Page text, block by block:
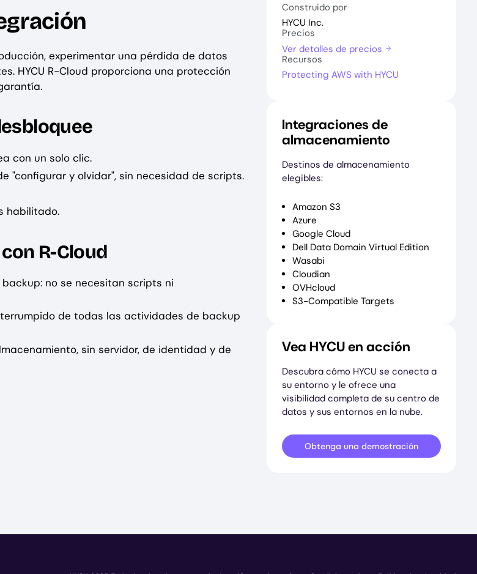
experimentar una pérdida de datos
HYCU R-Cloud proporciona una protección
con un solo clic.
"configurar y olvidar", sin necesidad de scripts.
habilitado.
R-Cloud
no se necesitan scripts ni
de todas las actividades de backup
sin servidor, de identidad y de
Construido por
HYCU Inc.
Precios
Ver detalles de precios
Recursos
Protecting AWS with HYCU
Integraciones de
almacenamiento
Destinos de almacenamiento
elegibles:
Amazon S3
Azure
Google Cloud
Dell Data Domain Virtual Edition
Wasabi
Cloudian
OVHcloud
S3-Compatible Targets
Vea HYCU en acción
Descubra cómo HYCU se conecta a
su entorno y le ofrece una
visibilidad completa de su centro de
datos y sus entornos en la nube.
Obtenga una demostración